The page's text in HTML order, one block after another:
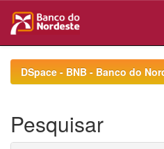
navigationDSpace - BNB - Banco do
Pesquisar